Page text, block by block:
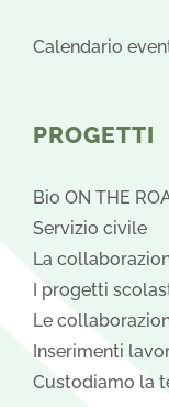
Calendario
PROGETTI
Bio ON THE
Servizio civile
La
I progetti
Le
Inserimenti
Custodiamo la